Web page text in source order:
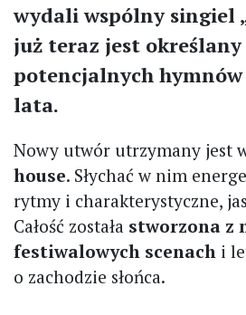
wydali wspólny singiel
już teraz jest
potencjalnych
lata.
Nowy utwór utrzymany jest
house. Słychać w nim
rytmy i charakterystyczne,
Całość została stworzona z
festiwalowych scenach i
o zachodzie słońca.